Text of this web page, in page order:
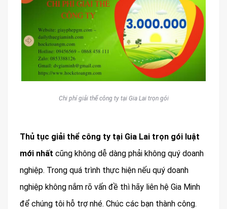
Chi phí giải thể công ty tại Gia Lai trọn gói
Thủ tục giải thể công ty tại Gia Lai trọn gói luật
mới nhất cũng không dễ dàng phải không quý doanh
nghiệp. Trong quá trình thực hiện nếu quý doanh
nghiệp không nắm rõ vấn đề thì hãy liên hệ Gia Minh
để chúng tôi hỗ trợ nhé. Chúc các bạn thành công.